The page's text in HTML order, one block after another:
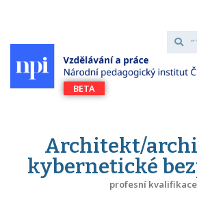
Architekt/
kybernetické
profesní kvalifikace